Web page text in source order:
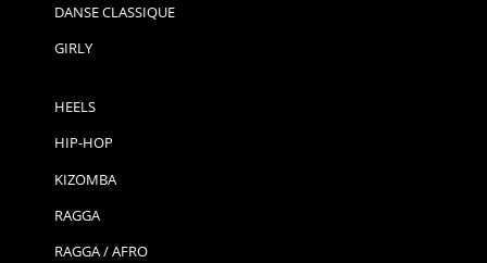
DANSE CLASSIQUE
GIRLY
HEELS
HIP-HOP
KIZOMBA
RAGGA
RAGGA / AFRO